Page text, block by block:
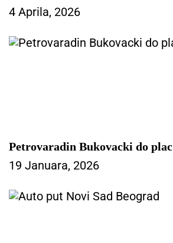
4 Aprila, 2026
Petrovaradin Bukovacki do plac
19 Januara, 2026